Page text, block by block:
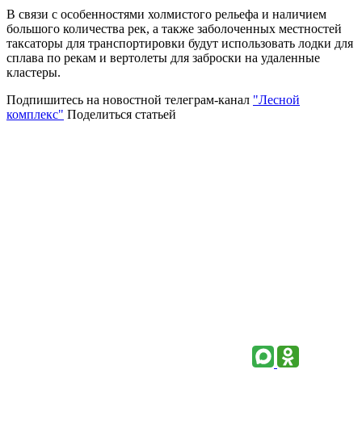
В связи с особенностями холмистого рельефа и наличием
большого количества рек, а также заболоченных местностей
таксаторы для транспортировки будут использовать лодки для
сплава по рекам и вертолеты для заброски на удаленные
кластеры.
Подпишитесь на новостной телеграм-канал "Лесной
комплекс" Поделиться статьей